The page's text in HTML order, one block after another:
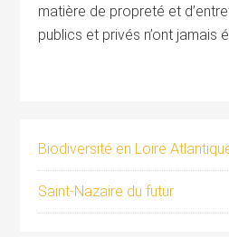
matière de propreté et
publics et privés n’ont jamais
Biodiversité en Loire
Saint-Nazaire du futur